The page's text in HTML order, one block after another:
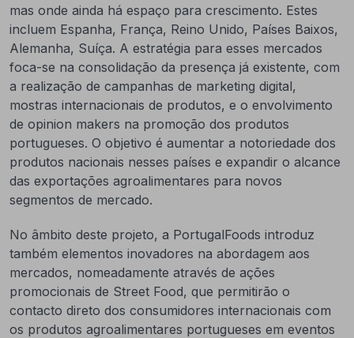
mas onde ainda há espaço para crescimento. Estes
incluem Espanha, França, Reino Unido, Países Baixos,
Alemanha, Suíça. A estratégia para esses mercados
foca-se na consolidação da presença já existente, com
a realização de campanhas de marketing digital,
mostras internacionais de produtos, e o envolvimento
de opinion makers na promoção dos produtos
portugueses. O objetivo é aumentar a notoriedade dos
produtos nacionais nesses países e expandir o alcance
das exportações agroalimentares para novos
segmentos de mercado.
No âmbito deste projeto, a PortugalFoods introduz
também elementos inovadores na abordagem aos
mercados, nomeadamente através de ações
promocionais de Street Food, que permitirão o
contacto direto dos consumidores internacionais com
os produtos agroalimentares portugueses em eventos